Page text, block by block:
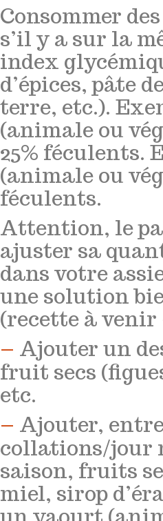
Consommer
s’il y a sur la
index
d’épices, pâte
terre, etc.).
(animale ou
25% féculents.
(animale ou
féculents.
Attention, le
ajuster sa
dans votre
une solution
(recette à venir
– Ajouter un
fruit secs
etc.
– Ajouter,
collations/jour
saison, fruits
miel, sirop